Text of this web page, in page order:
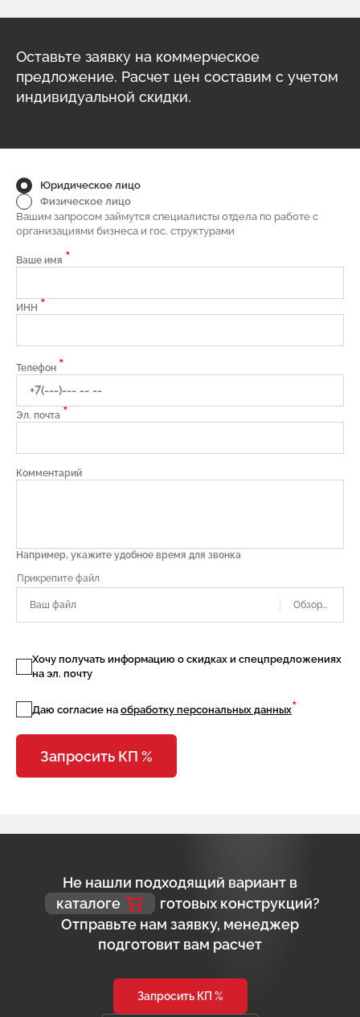
Оставьте заявку на коммерческое
предложение. Расчет цен составим с учетом
индивидуальной скидки.
Юридическое лицо
Физическое лицо
Вашим запросом займутся специалисты отдела по работе с
организациями бизнеса и гос. структурами
Ваше имя *
ИНН *
Телефон *
Эл. почта *
Комментарий
Например, укажите удобное время для звонка
Ваш файл
Хочу получать информацию о скидках и спецпредложениях
на эл. почту
Даю согласие на обработку персональных данных*
Запросить КП %
Не нашли подходящий вариант в
каталоге
готовых конструкций?
Отправьте нам заявку, менеджер
подготовит вам расчет
Запросить КП %